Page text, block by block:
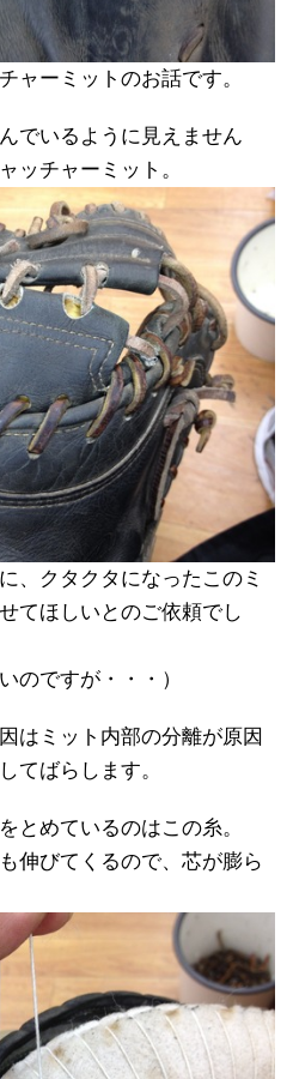
ャーミットのお話です。
でいるように見えません
ッチャーミット。
、クタクタになったこのミ
てほしいとのご依頼でし
のですが・・・）
はミット内部の分離が原因
てばらします。
とめているのはこの糸。
伸びてくるので、芯が膨ら